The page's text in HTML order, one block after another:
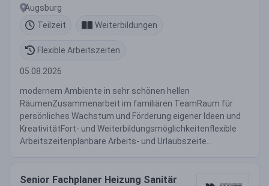
Augsburg
Teilzeit
Weiterbildungen
Flexible Arbeitszeiten
05.08.2026
modernem Ambiente in sehr schönen hellen
RäumenZusammenarbeit im familiären TeamRaum für
persönliches Wachstum und Förderung eigener Ideen und
KreativitätFort- und Weiterbildungsmöglichkeitenflexible
Arbeitszeitenplanbare Arbeits- und Urlaubszeite...
Senior Fachplaner Heizung Sanitär